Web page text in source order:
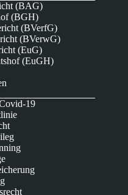
(BAG)
(BGH)
(BVerfG)
(BVerwG)
(EuG)
(EuGH)
19